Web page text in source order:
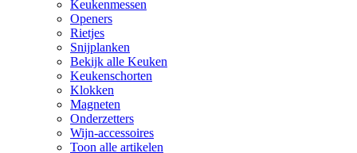
Keukenmessen
Openers
Rietjes
Snijplanken
Bekijk alle Keuken
Keukenschorten
Klokken
Magneten
Onderzetters
Wijn-accessoires
Toon alle artikelen